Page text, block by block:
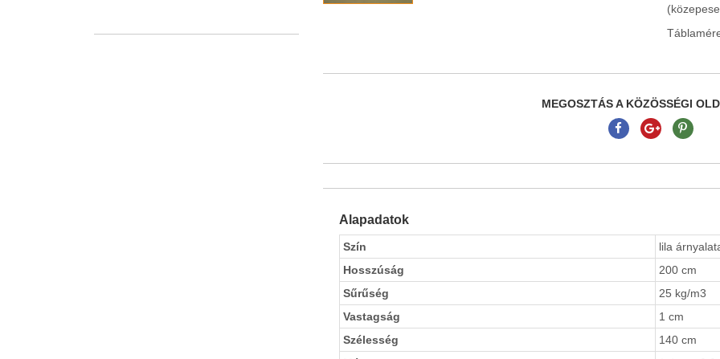
MEGOSZTÁS A KÖZÖSSÉGI
Alapadatok
Szín
lila
Hosszúság
200 cm
Sűrűség
25 kg/m3
Vastagság
1 cm
Szélesség
140 cm